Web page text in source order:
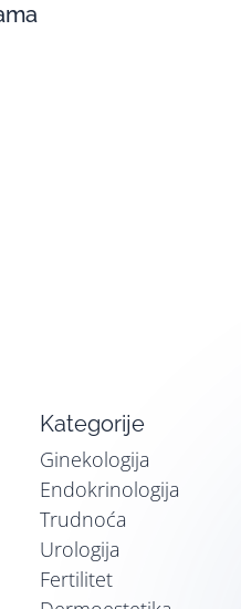
Kategorije
Ginekologija
Endokrinologija
Trudnoća
Urologija
Fertilitet